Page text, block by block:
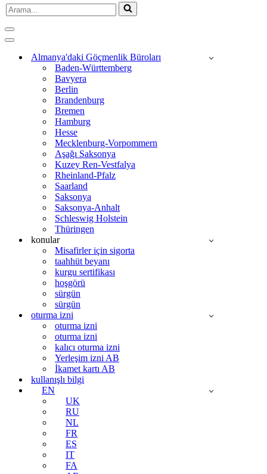
Arama...
Dolaşım
menüsü
Dolaşım
menüsüAlmanya'daki Göçmenlik Büroları
Baden-Württemberg
Bavyera
Berlin
Brandenburg
Bremen
Hamburg
Hesse
Mecklenburg-Vorpommern
Aşağı Saksonya
Kuzey Ren-Vestfalya
Rheinland-Pfalz
Saarland
Saksonya
Saksonya-Anhalt
Schleswig Holstein
Thüringen
konular
Misafirler için sigorta
taahhüt beyanı
kurgu sertifikası
hoşgörü
sürgün
sürgün
oturma izni
oturma izni
oturma izni
kalıcı oturma izni
Yerleşim izni AB
İkamet kartı AB
kullanışlı bilgi
EN
UK
RU
NL
FR
ES
IT
FA